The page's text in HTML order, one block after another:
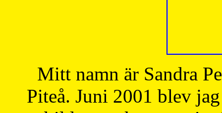
Mitt namn är Sandra
Piteå. Juni 2001 blev